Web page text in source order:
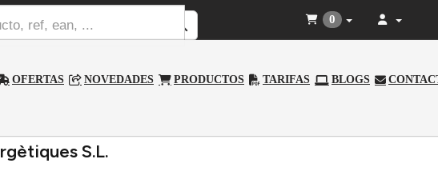
OFERTAS NOVEDADES PRODUCTOS TARIFAS BLOGS
0
S.L.